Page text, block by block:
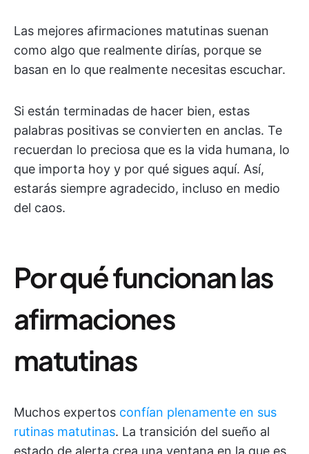
Las mejores afirmaciones matutinas suenan
como algo que realmente dirías, porque se
basan en lo que realmente necesitas escuchar.
Si están terminadas de hacer bien, estas
palabras positivas se convierten en anclas. Te
recuerdan lo preciosa que es la vida humana, lo
que importa hoy y por qué sigues aquí. Así,
estarás siempre agradecido, incluso en medio
del caos.
Por qué funcionan las
afirmaciones
matutinas
Muchos expertos confían plenamente en sus
rutinas matutinas. La transición del sueño al
estado de alerta crea una ventana en la que es